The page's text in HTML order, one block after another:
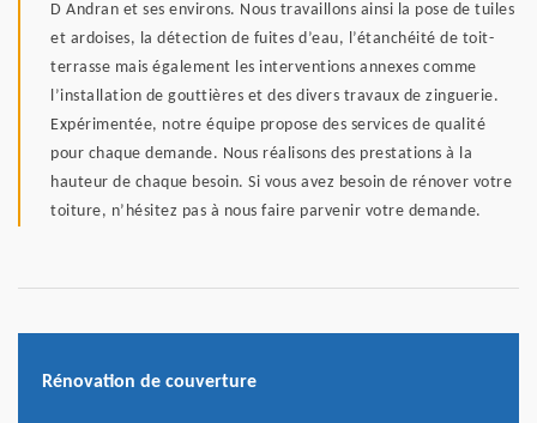
D Andran et ses environs. Nous travaillons ainsi la pose de tuiles
et ardoises, la détection de fuites d’eau, l’étanchéité de toit-
terrasse mais également les interventions annexes comme
l’installation de gouttières et des divers travaux de zinguerie.
Expérimentée, notre équipe propose des services de qualité
pour chaque demande. Nous réalisons des prestations à la
hauteur de chaque besoin. Si vous avez besoin de rénover votre
toiture, n’hésitez pas à nous faire parvenir votre demande.
Rénovation de couverture